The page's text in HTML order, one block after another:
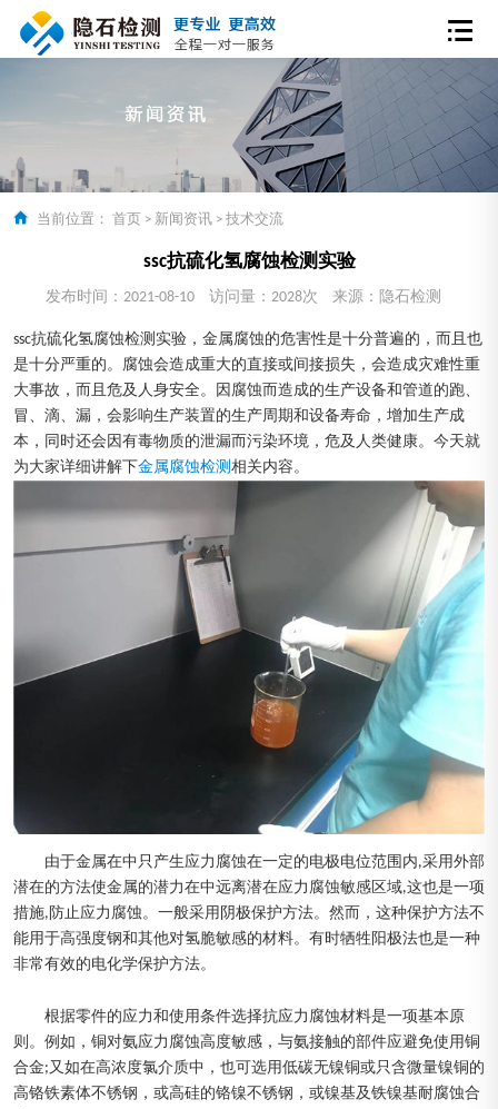
当前位置： 首页 > 新闻资讯 > 技术交流
ssc抗硫化氢腐蚀检测实验
发布时间：2021-08-10 访问量：2028次 来源：隐石检测
ssc抗硫化氢腐蚀检测实验，金属腐蚀的危害性是十分普遍的，而且也
是十分严重的。腐蚀会造成重大的直接或间接损失，会造成灾难性重
大事故，而且危及人身安全。因腐蚀而造成的生产设备和管道的跑、
冒、滴、漏，会影响生产装置的生产周期和设备寿命，增加生产成
本，同时还会因有毒物质的泄漏而污染环境，危及人类健康。今天就
为大家详细讲解下金属腐蚀检测 相关内容。
由于金属在中只产生应力腐蚀在一定的电极电位范围内,采用外部
潜在的方法使金属的潜力在中远离潜在应力腐蚀敏感区域,这也是一项
措施,防止应力腐蚀。一般采用阴极保护方法。然而，这种保护方法不
能用于高强度钢和其他对氢脆敏感的材料。有时牺牲阳极法也是一种
非常有效的电化学保护方法。
根据零件的应力和使用条件选择抗应力腐蚀材料是一项基本原
则。例如，铜对氨应力腐蚀高度敏感，与氨接触的部件应避免使用铜
合金;又如在高浓度氯介质中，也可选用低碳无镍铜或只含微量镍铜的
高铬铁素体不锈钢，或高硅的铬镍不锈钢，或镍基及铁镍基耐腐蚀合